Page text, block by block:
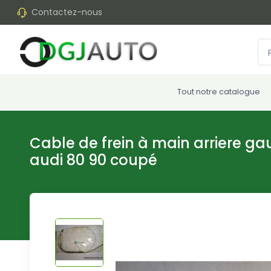
Contactez-nous
Tout notre catalogue
Cable de frein à main arriere
audi 80 90 coupé